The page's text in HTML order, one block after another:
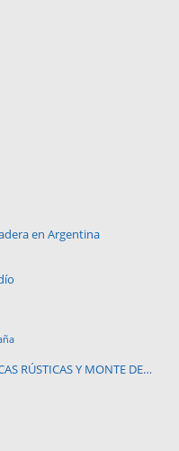
en Argentina
RÚSTICAS Y MONTE DE